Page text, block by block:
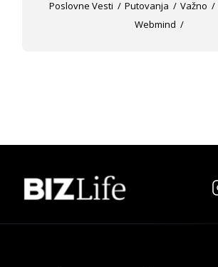
Poslovne Vesti
Putovanja Važno
Webmind